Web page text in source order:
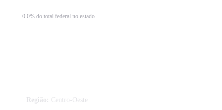
0.0% do total federal no estado
Região: Centro-Oeste